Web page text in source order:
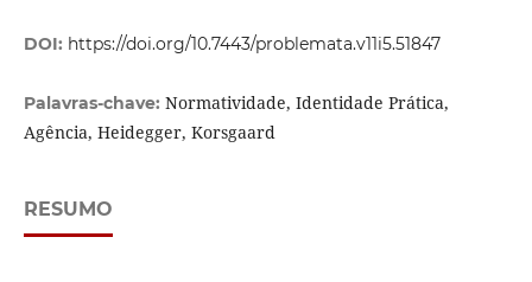
DOI: https://doi.org/10.7443/problemata.v11i5.51847
Palavras-chave: Normatividade, Identidade Prática,
Agência, Heidegger, Korsgaard
RESUMO